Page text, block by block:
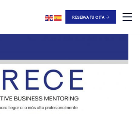
RESERVA TU CITA